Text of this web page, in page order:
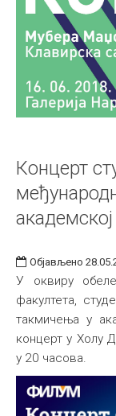
Концерт
Објављено
У оквиру
факултета,
такмичења у
концерт у Холу
у 20 часова.